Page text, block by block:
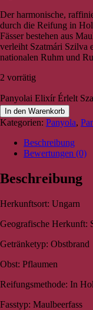
Der harmonische,
durch die Reifung in
Fässer bestehen aus
verleiht Szatmári Szilva
nationalen Ruhm und
2 vorrätig
Panyolai Elixír Érlelt
In den Warenkorb
Kategorien: Panyola,
Beschreibung
Bewertungen (0)
Beschreibung
Herkunftsort: Ungarn
Geografische Herkunft:
Getränketyp: Obstbrand
Obst: Pflaumen
Reifungsmethode: In
Fasstyp: Maulbeerfass